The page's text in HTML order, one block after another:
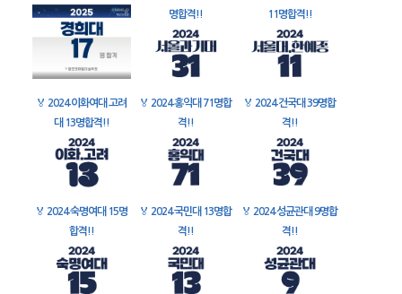
명합격!!
11명합격!!
🏅 2024 이화여대 고려
대 13명합격!!
🏅 2024 홍익대 71명합
격!!
🏅 2024 건국대 39명합
격!!
🏅 2024 숙명여대 15명
합격!!
🏅 2024 국민대 13명합
격!!
🏅 2024 성균관대 9명합
격!!